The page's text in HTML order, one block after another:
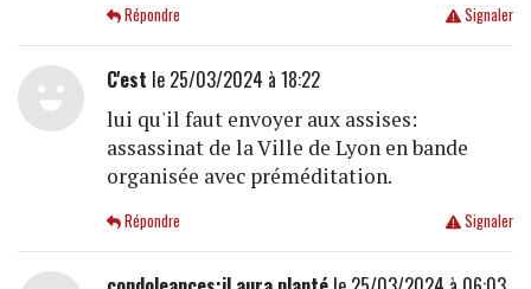
Signaler
Répondre
C'est le 25/03/2024 à 18:22
lui qu'il faut envoyer aux assises:
assassinat de la Ville de Lyon en bande
organisée avec préméditation.
Signaler
Répondre